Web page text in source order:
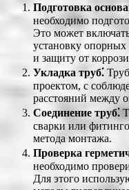
Подготовка
необходимо
Это может
установку опорных
и защиту от
Укладка труб⁚
проектом, с
расстояний между
Соединение труб⁚
сварки или
метода монтажа.
Проверка
необходимо
Для этого